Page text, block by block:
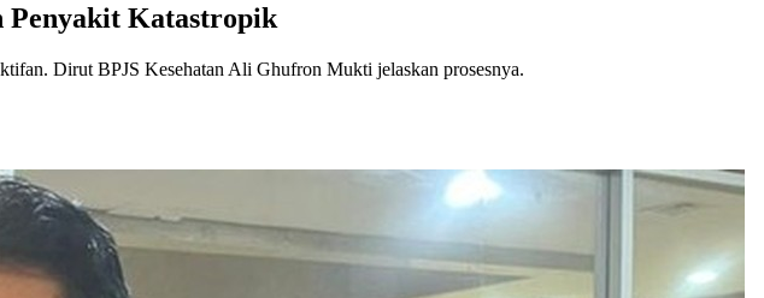
Penyakit Katastropik
Dirut BPJS Kesehatan Ali Ghufron Mukti jelaskan prosesnya.